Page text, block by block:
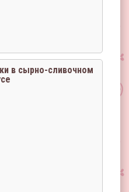
в сырно-сливочном